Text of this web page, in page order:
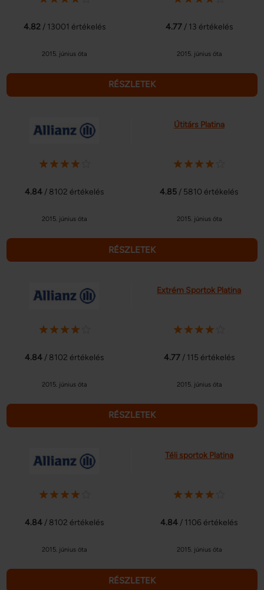
4.82/ 13001 értékelés
2015. június óta
4.77/ 13 értékelés
2015. június óta
RÉSZLETEK
4.84 / 8102 értékelés
2015. június óta
Útitárs Platina
4.85 / 5810 értékelés
2015. június óta
RÉSZLETEK
4.84 / 8102 értékelés
2015. június óta
Extrém Sportok Platina
4.77/ 115 értékelés
2015. június óta
RÉSZLETEK
4.84/ 8102 értékelés
2015. június óta
Téli sportok Platina
4.84/ 1106 értékelés
2015. június óta
RÉSZLETEK